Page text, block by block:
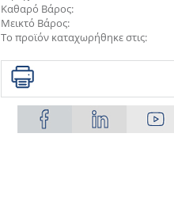
Καθαρό Βάρος:
Μεικτό Βάρος:
Το προϊόν καταχωρήθηκε στις: